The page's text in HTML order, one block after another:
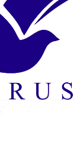
de la semana
renuevan con El
de la semana